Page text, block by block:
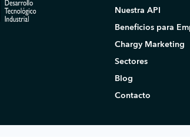
Nuestra API
Beneficios para
Chargy Marketing
Sectores
Blog
Contacto